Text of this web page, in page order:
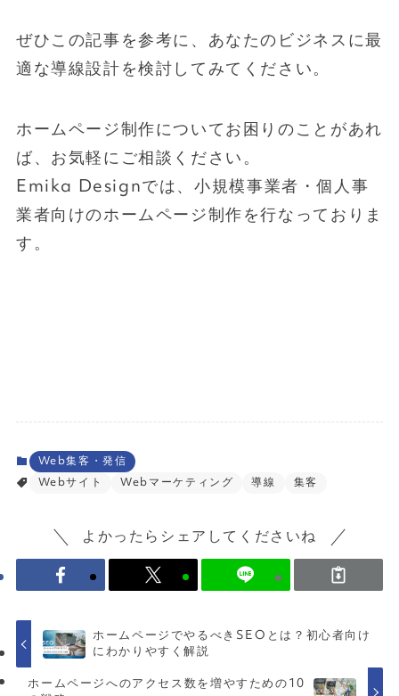
ぜひこの記事を参考に、あなたのビジネスに最
適な導線設計を検討してみてください。
ホームページ制作についてお困りのことがあれ
ば、お気軽にご相談ください。
Emika Designでは、小規模事業者・個人事
業者向けのホームページ制作を行なっておりま
す。
Web集客・発信
Webサイト
Webマーケティング 導線 集客
よかったらシェアしてくださいね
ホームページでやるべきSEOとは？初心者向け
にわかりやすく解説
ホームページへのアクセス数を増やすための10